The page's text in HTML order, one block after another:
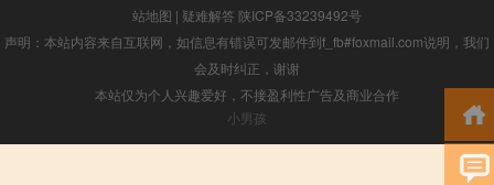
站地图 | 疑难解答 陕ICP备33239492号
声明：本站内容来自互联网，如信息有错误可发邮件到f_fb#foxmail.com说明，我们
会及时纠正，谢谢
本站仅为个人兴趣爱好，不接盈利性广告及商业合作
小男孩